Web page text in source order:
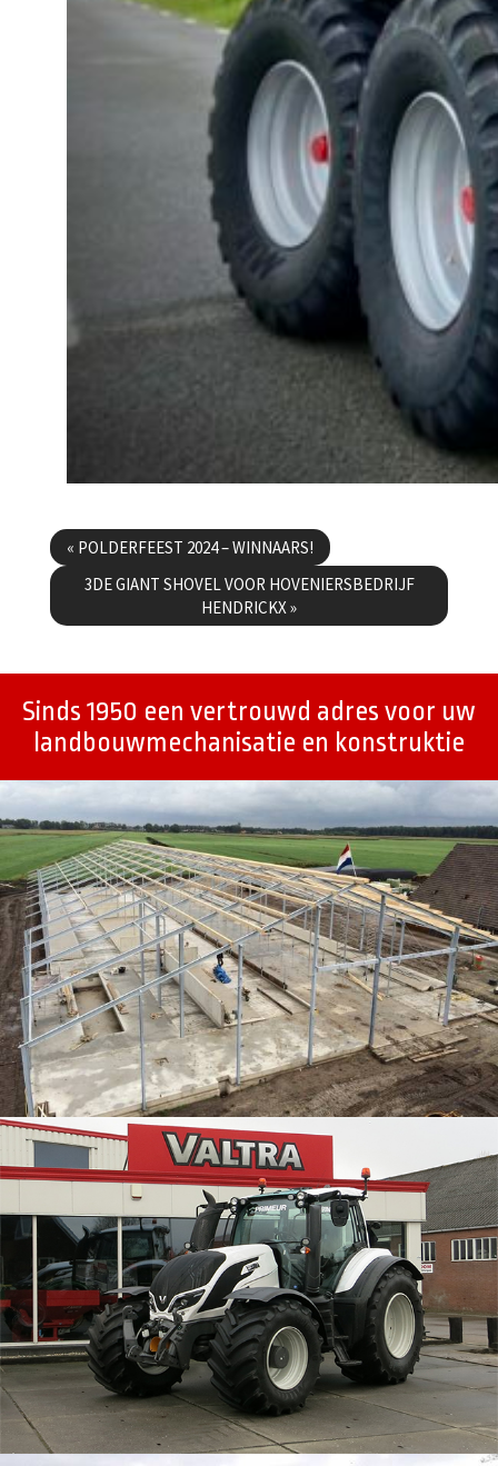
« POLDERFEEST 2024 – WINNAARS!
3DE GIANT SHOVEL VOOR HOVENIERSBEDRIJF
HENDRICKX »
Sinds 1950 een vertrouwd adres voor uw
landbouwmechanisatie en konstruktie